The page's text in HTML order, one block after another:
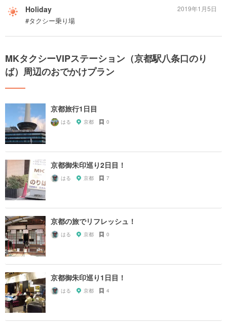
Holiday
#タクシー乗り場
2019年1月5日
MKタクシーVIPステーション（京都駅八条口のり
ば）周辺のおでかけプラン
京都旅行1日目
はる 京都 0
京都御朱印巡り2日目！
はる 京都 7
京都の旅でリフレッシュ！
はる 京都 0
京都御朱印巡り1日目！
はる 京都 4